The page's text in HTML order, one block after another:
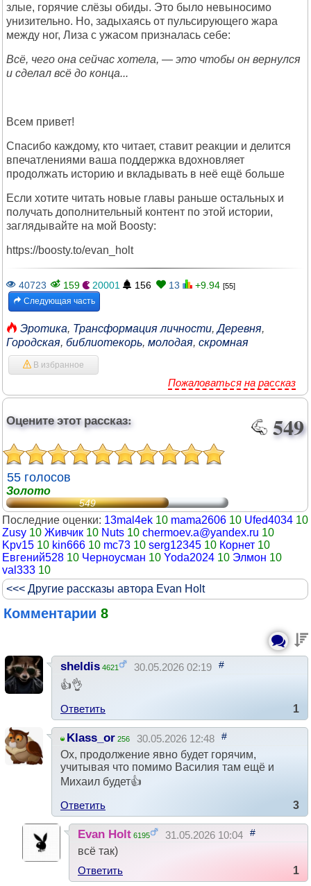
злые, горячие слёзы обиды. Это было невыносимо
унизительно. Но, задыхаясь от пульсирующего жара
между ног, Лиза с ужасом призналась себе:
Всё, чего она сейчас хотела, — это чтобы он вернулся
и сделал всё до конца...
Всем привет!
Спасибо каждому, кто читает, ставит реакции и делится
впечатлениями ваша поддержка вдохновляет
продолжать историю и вкладывать в неё ещё больше
Если хотите читать новые главы раньше остальных и
получать дополнительный контент по этой истории,
заглядывайте на мой Boosty:
https://boosty.to/evan_holt
40723 159 20001 156 13 +9.94 [55]
Следующая часть
Эротика, Трансформация личности,Деревня,
Городская, библиотекорь, молодая, скромная
В избранное
Пожаловаться на рассказ
Оцените этот рассказ: 549
55 голосов
Золото
549
Последние оценки: 13mal4ek 10 mama2606 10 Ufed4034 10
Zusy 10 Живчик 10 Nuts 10 chermoev.a@yandex.ru 10
Kpv15 10 kin666 10 mc73 10 serg12345 10 Корнет 10
Евгений528 10 Черноусман 10 Yoda2024 10 Элмон 10
val333 10
<<< Другие рассказы автора Evan Holt
Комментарии 8
sheldis 4621 30.05.2026 02:19 #
👍👌
Ответить
1
Klass_or 256 30.05.2026 12:48 #
Ох, продолжение явно будет горячим,
учитывая что помимо Василия там ещё и
Михаил будет👍
Ответить
3
Evan Holt 6195 31.05.2026 10:04 #
всё так)
Ответить
1